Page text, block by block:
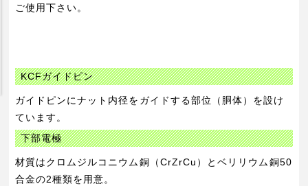
抵抗溶接の基礎とポイント (1)
採用情報
ご使用下さい。
KCFガイドピン
ガイドピンにナット内径をガイドする部位（胴体）を設け
ています。
下部電極
材質はクロムジルコニウム銅（CrZrCu）とベリリウム銅50
合金の2種類を用意。